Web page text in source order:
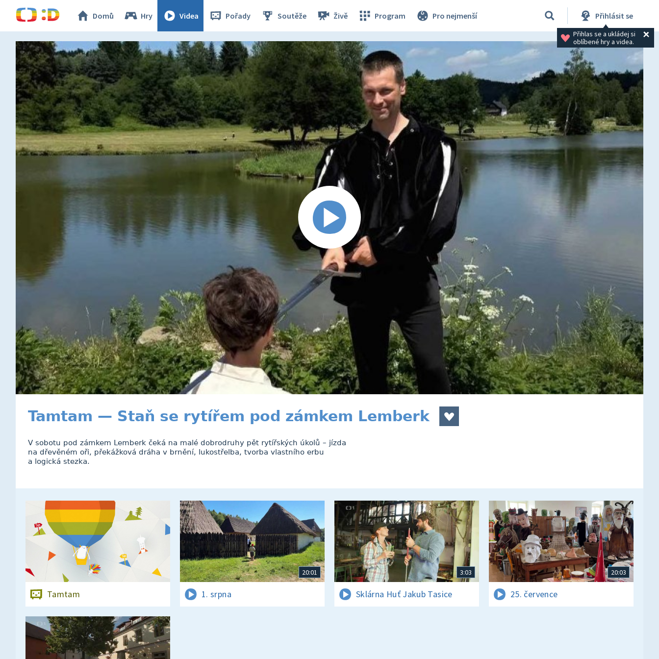
Domů Hry Videa Pořady Soutěže Živě Program Pro nejmenší Přihlásit se
Přihlas se a ukládej si
oblíbené hry a videa.
Tamtam — Staň se rytířem pod zámkem Lemberk
V sobotu pod zámkem Lemberk čeká na malé dobrodruhy pět rytířských úkolů – jízda
na dřevěném oři, překážková dráha v brnění, lukostřelba, tvorba vlastního erbu
a logická stezka.
Tamtam
20:01
1. srpna
3:03
Sklárna Huť Jakub Tasice
20:03
25. července